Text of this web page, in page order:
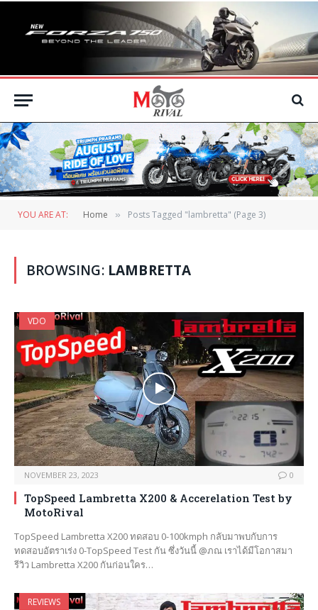
YOU ARE AT: Home » Posts Tagged "lambretta" (Page 3)
BROWSING: LAMBRETTA
VDO
NOVEMBER 23, 2023 0
TopSpeed Lambretta X200 & Accerelation Test by
MotoRival
TopSpeed Lambretta X200 ทดสอบ 0-100kmph กลับมาพบกับการ
ทดสอบอัตราเร่ง 0-TopSpeed Test กัน ซึ่งวันนี้ @ภณ เราได้มีโอกาสมา
รีวิว Lambretta X200 กันก่อนใคร…
REVIEWS